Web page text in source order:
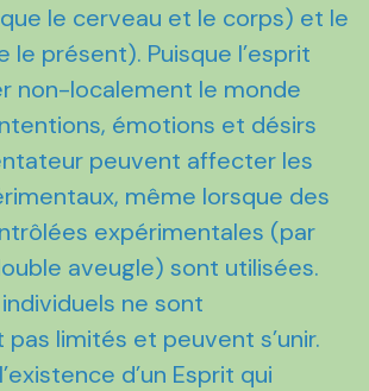
le cerveau et le corps) et le
le présent). Puisque l’esprit
non-localement le monde
émotions et désirs
peuvent affecter les
même lorsque des
expérimentales (par
aveugle) sont utilisées.
ne sont
limités et peuvent s’unir.
d’un Esprit qui